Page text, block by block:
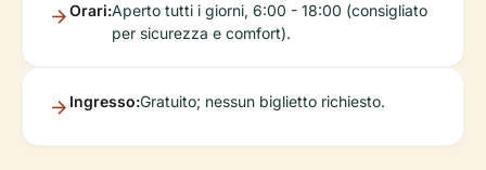
Orari:Aperto tutti i giorni, 6:00 - 18:00 (consigliato
per sicurezza e comfort).
Ingresso:Gratuito; nessun biglietto richiesto.